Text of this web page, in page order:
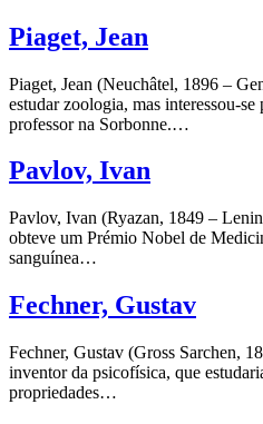
Piaget, Jean
Piaget, Jean (Neuchâtel, 1896 –
estudar zoologia, mas interessou-
professor na Sorbonne.…
Pavlov, Ivan
Pavlov, Ivan (Ryazan, 1849 –
obteve um Prémio Nobel de
sanguínea…
Fechner, Gustav
Fechner, Gustav (Gross Sarchen,
inventor da psicofísica, que
propriedades…